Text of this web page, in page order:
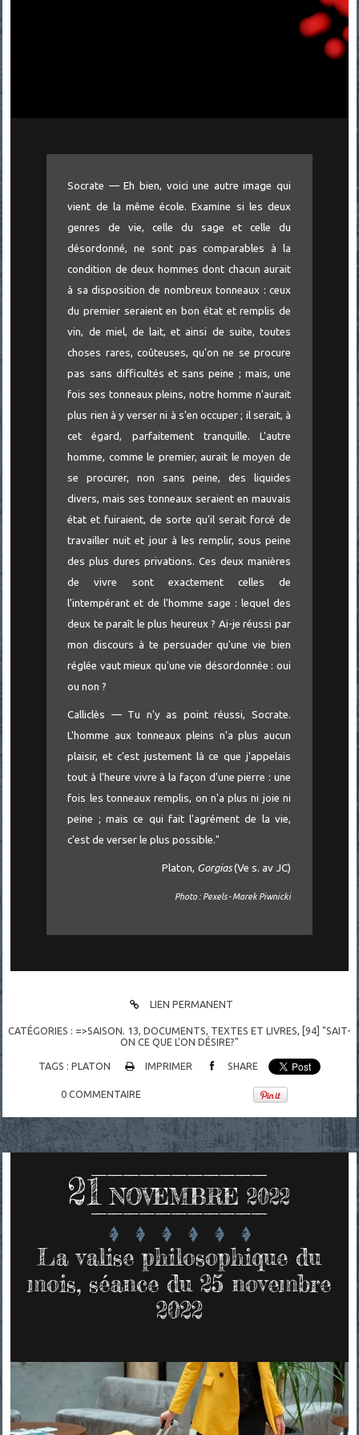
Socrate — Eh bien, voici une autre image qui
vient de la même école. Examine si les deux
genres de vie, celle du sage et celle du
désordonné, ne sont pas comparables à la
condition de deux hommes dont chacun aurait
à sa disposition de nombreux tonneaux : ceux
du premier seraient en bon état et remplis de
vin, de miel, de lait, et ainsi de suite, toutes
choses rares, coûteuses, qu'on ne se procure
pas sans difficultés et sans peine ; mais, une
fois ses tonneaux pleins, notre homme n'aurait
plus rien à y verser ni à s'en occuper ; il serait, à
cet égard, parfaitement tranquille. L'autre
homme, comme le premier, aurait le moyen de
se procurer, non sans peine, des liquides
divers, mais ses tonneaux seraient en mauvais
état et fuiraient, de sorte qu'il serait forcé de
travailler nuit et jour à les remplir, sous peine
des plus dures privations. Ces deux manières
de vivre sont exactement celles de
l'intempérant et de l'homme sage : lequel des
deux te paraît le plus heureux ? Ai-je réussi par
mon discours à te persuader qu'une vie bien
réglée vaut mieux qu'une vie désordonnée : oui
ou non ?
Calliclès — Tu n'y as point réussi, Socrate.
L'homme aux tonneaux pleins n'a plus aucun
plaisir, et c'est justement là ce que j'appelais
tout à l'heure vivre à la façon d'une pierre : une
fois les tonneaux remplis, on n'a plus ni joie ni
peine ; mais ce qui fait l'agrément de la vie,
c'est de verser le plus possible."
Platon, Gorgias(Ve s. av JC)
Photo : Pexels - Marek Piwnicki
LIEN PERMANENT
CATÉGORIES : =>SAISON. 13, DOCUMENTS, TEXTES ET LIVRES, [94] "SAIT-
ON CE QUE L'ON DÉSIRE?"
TAGS : PLATON IMPRIMER SHARE
0 COMMENTAIRE
21 NOVEMBRE 2022
La valise philosophique du
mois, séance du 25 novembre
2022